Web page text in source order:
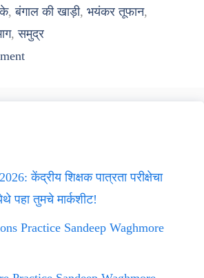
,बंगाल की खाड़ी, भयंकर तूफान,
,समुद्र
केंद्रीय शिक्षक पात्रता परीक्षेचा
पहा तुमचे मार्कशीट!
Practice Sandeep Waghmore